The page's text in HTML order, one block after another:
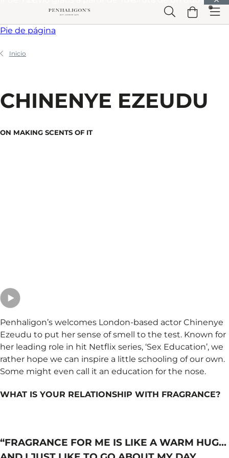
Saltar a CabeceraSaltar a Contenido principal Saltar a
Pie de página
Inicio
CHINENYE EZEUDU
ON MAKING SCENTS OF IT
Penhaligon’s welcomes London-based actor Chinenye
Ezeudu to put her sense of smell to the test. Known for
her leading role in hit Netflix series, ‘Sex Education’, we
rather hope we can inspire a little schooling of our own.
Some might even call it an education for the nose.
WHAT IS YOUR RELATIONSHIP WITH FRAGRANCE?
“FRAGRANCE FOR ME IS LIKE A WARM HUG…